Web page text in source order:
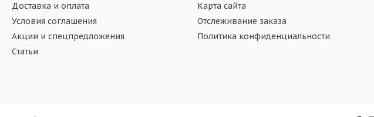
Доставка и оплата
Условия соглашения
Акции и спецпредложения
Статьи
Карта сайта
Отслеживание заказа
Политика конфиденциальности